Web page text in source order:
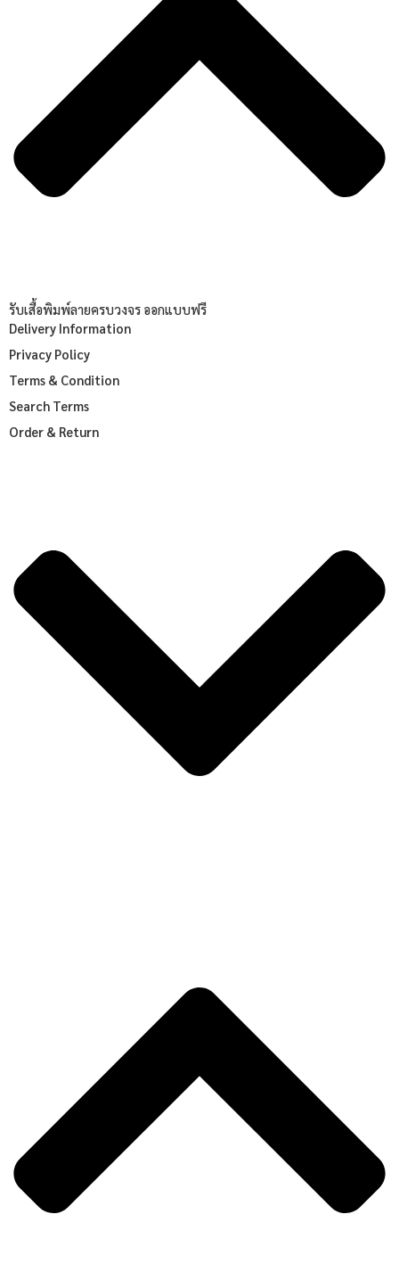
รับเสื้อพิมพ์ลายครบวงจร ออกแบบฟรี
Delivery Information
Privacy Policy
Terms & Condition
Search Terms
Order & Return